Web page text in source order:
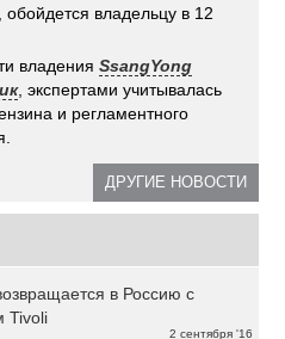
владельцу в 12
владенияSsangYong
, экспертами учитывалась
и регламентного
ДРУГИЕ НОВОСТИ
2 сентября '16
в Россию с
Tivoli